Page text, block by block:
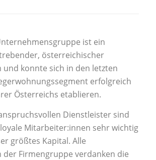
ist ein
österreichischer
konnte sich in den letzten
erfolgreich
Österreichs etablieren.
Dienstleister sind
Mitarbeiter:innen sehr wichtig
größtes Kapital. Alle
Firmengruppe verdanken die